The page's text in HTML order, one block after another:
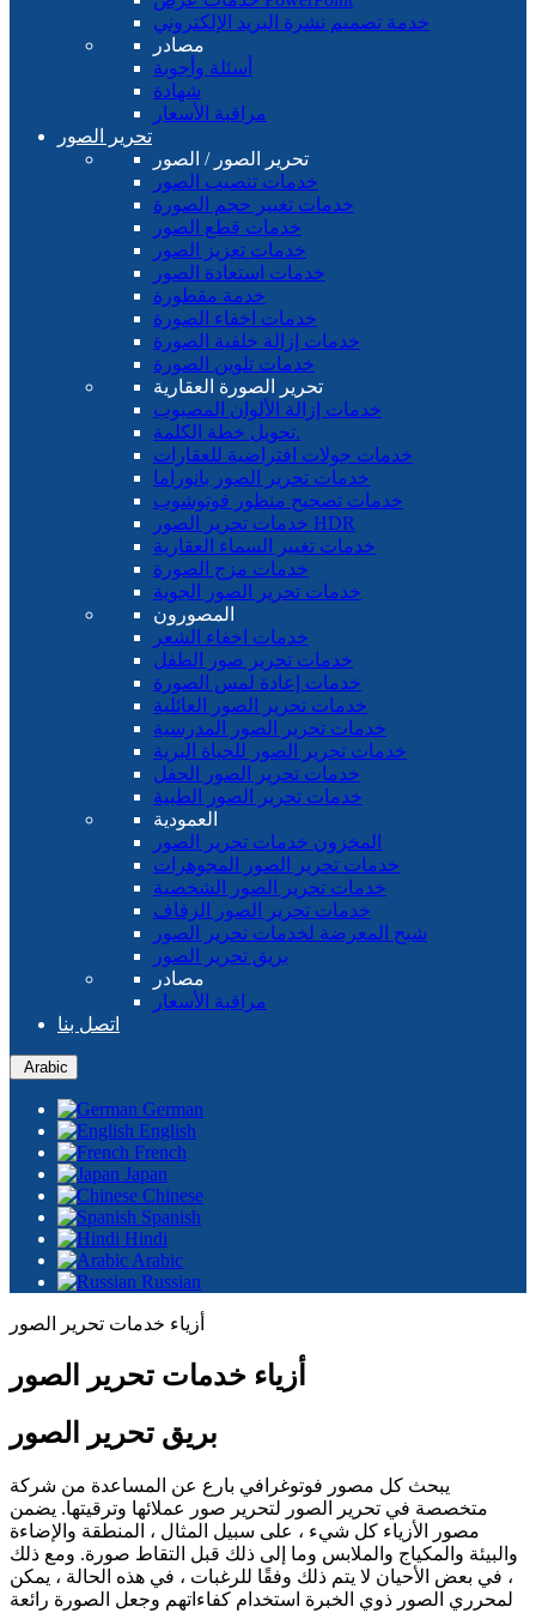
خدمة تصميم نشرة البريد الإلكتروني
مصادر
أسئلة وأجوبة
شهادة
مراقبة الأسعار
تحرير الصور
تحرير الصور / الصور
خدمات تنصيب الصور
خدمات تغيير حجم الصورة
خدمات قطع الصور
خدمات تعزيز الصور
خدمات استعادة الصور
خدمة مقطورة
خدمات اخفاء الصورة
خدمات إزالة خلفية الصورة
خدمات تلوين الصورة
تحرير الصورة العقارية
خدمات إزالة الألوان المصبوب
تحويل خطة الكلمة.
خدمات جولات افتراضية للعقارات
خدمات تحرير الصور بانوراما
خدمات تصحيح منظور فوتوشوب
خدمات تحرير الصور HDR
خدمات تغيير السماء العقارية
خدمات مزج الصورة
خدمات تحرير الصور الجوية
المصورون
خدمات اخفاء الشعر
خدمات تحرير صور الطفل
خدمات إعادة لمس الصورة
خدمات تحرير الصور العائلية
خدمات تحرير الصور المدرسية
خدمات تحرير الصور للحياة البرية
خدمات تحرير الصور الحفل
خدمات تحرير الصور الطبية
العمودية
المخزون خدمات تحرير الصور
خدمات تحرير الصور المجوهرات
خدمات تحرير الصور الشخصية
خدمات تحرير الصور الزفاف
شبح المعرضة لخدمات تحرير الصور
بريق تحرير الصور
مصادر
مراقبة الأسعار
اتصل بنا
Arabic
German
English
French
Japan
Chinese
Spanish
Hindi
Arabic
Russian
أزياء خدمات تحرير الصور
أزياء خدمات تحرير الصور
بريق تحرير الصور
يبحث كل مصور فوتوغرافي بارع عن المساعدة من شركة
متخصصة في تحرير الصور لتحرير صور عملائها وترقيتها. يضمن
مصور الأزياء كل شيء ، على سبيل المثال ، المنطقة والإضاءة
والبيئة والمكياج والملابس وما إلى ذلك قبل التقاط صورة. ومع ذلك
، في بعض الأحيان لا يتم ذلك وفقًا للرغبات ، في هذه الحالة ، يمكن
لمحرري الصور ذوي الخبرة استخدام كفاءاتهم وجعل الصورة رائعة